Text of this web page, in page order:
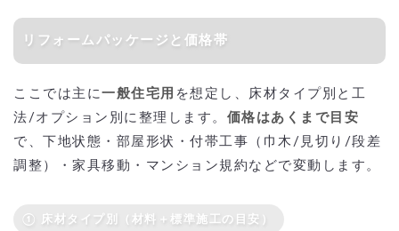
リフォームパッケージと価格帯
ここでは主に 一般住宅用 を想定し、床材タイプ別と工
法/オプション別に整理します。 価格はあくまで目安
で、下地状態・部屋形状・付帯工事（巾木/見切り/段差
調整）・家具移動・マンション規約などで変動します。
① 床材タイプ別（材料＋標準施工の目安）